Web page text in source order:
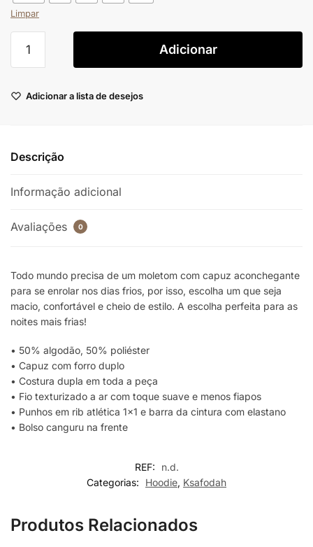
Limpar
Adicionar
Adicionar a lista de desejos
Descrição
Informação adicional
Avaliações 0
Todo mundo precisa de um moletom com capuz aconchegante
para se enrolar nos dias frios, por isso, escolha um que seja
macio, confortável e cheio de estilo. A escolha perfeita para as
noites mais frias!
• 50% algodão, 50% poliéster
• Capuz com forro duplo
• Costura dupla em toda a peça
• Fio texturizado a ar com toque suave e menos fiapos
• Punhos em rib atlética 1×1 e barra da cintura com elastano
• Bolso canguru na frente
REF:
n.d.
Categorias:
Hoodie, Ksafodah
Produtos Relacionados